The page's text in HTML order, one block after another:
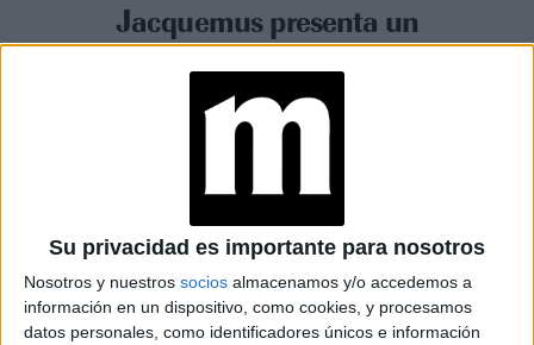
Su privacidad es importante para nosotros
Nosotros y nuestros socios almacenamos y/o accedemos a
información en un dispositivo, como cookies, y procesamos
datos personales, como identificadores únicos e información
Jacquemus presenta un
fashion film donde el butter
yellow y otras tendencias son
protagonistas
Espacio Publicitario